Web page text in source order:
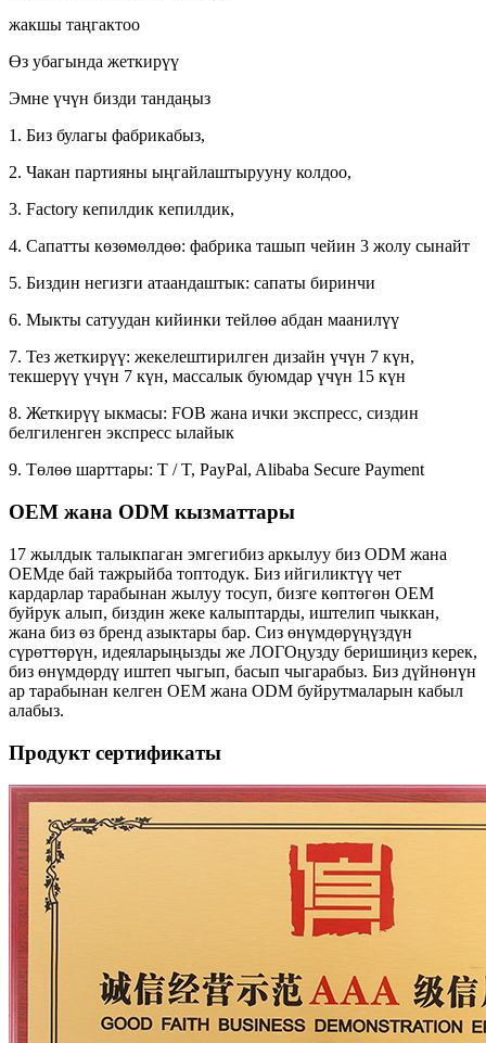
жакшы таңгактоо
Өз убагында жеткирүү
Эмне үчүн бизди тандаңыз
1. Биз булагы фабрикабыз,
2. Чакан партияны ыңгайлаштырууну колдоо,
3. Factory кепилдик кепилдик,
4. Сапатты көзөмөлдөө: фабрика ташып чейин 3 жолу сынайт
5. Биздин негизги атаандаштык: сапаты биринчи
6. Мыкты сатуудан кийинки тейлөө абдан маанилүү
7. Тез жеткирүү: жекелештирилген дизайн үчүн 7 күн,
текшерүү үчүн 7 күн, массалык буюмдар үчүн 15 күн
8. Жеткирүү ыкмасы: FOB жана ички экспресс, сиздин
белгиленген экспресс ылайык
9. Төлөө шарттары: T / T, PayPal, Alibaba Secure Payment
OEM жана ODM кызматтары
17 жылдык талыкпаган эмгегибиз аркылуу биз ODM жана
OEMде бай тажрыйба топтодук. Биз ийгиликтүү чет
кардарлар тарабынан жылуу тосуп, бизге көптөгөн OEM
буйрук алып, биздин жеке калыптарды, иштелип чыккан,
жана биз өз бренд азыктары бар. Сиз өнүмдөрүңүздүн
сүрөттөрүн, идеяларыңызды же ЛОГОңузду беришиңиз керек,
биз өнүмдөрдү иштеп чыгып, басып чыгарабыз. Биз дүйнөнүн
ар тарабынан келген OEM жана ODM буйрутмаларын кабыл
алабыз.
Продукт сертификаты